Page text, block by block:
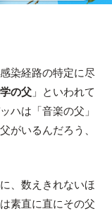
染経路の特定に尽
の父」といわれて
ハは「音楽の父」
がいるんだろう、
、数えきれないほ
素直に直にその父